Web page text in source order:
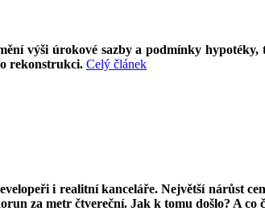
výši úrokové sazby a podmínky
rekonstrukci. Celý článek
i realitní kanceláře. Největší nárůst
za metr čtvereční. Jak k tomu došlo? A co